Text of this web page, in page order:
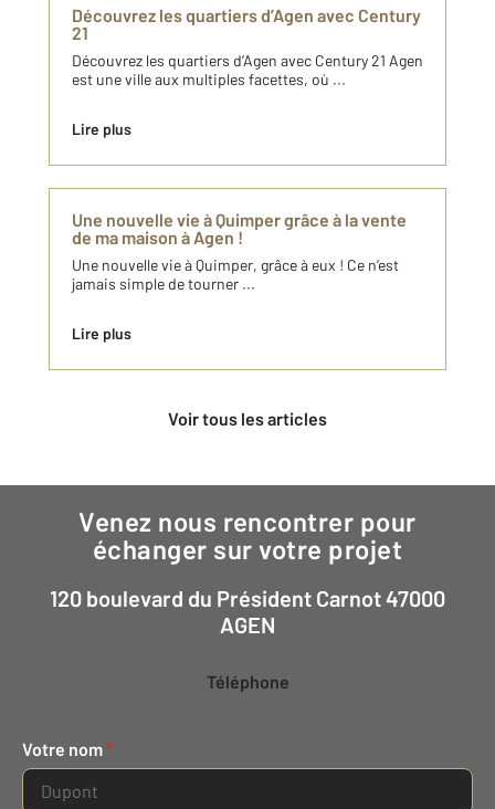
Découvrez les quartiers d’Agen avec Century
21
Découvrez les quartiers d’Agen avec Century 21 Agen
est une ville aux multiples facettes, où ...
Lire plus
Une nouvelle vie à Quimper grâce à la vente
de ma maison à Agen !
Une nouvelle vie à Quimper, grâce à eux ! Ce n’est
jamais simple de tourner ...
Lire plus
Voir tous les articles
Venez nous rencontrer pour
échanger sur votre projet
120 boulevard du Président Carnot 47000
AGEN
Téléphone
Votre nom*